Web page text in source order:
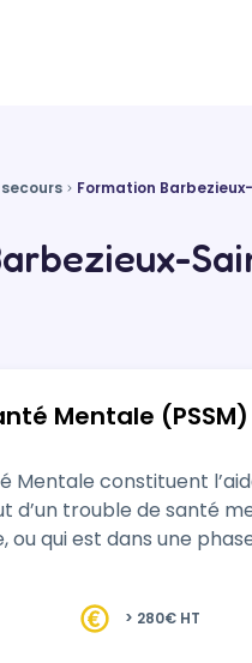
Formation
Mentale (PSSM)
Mentale constituent
d’un trouble de santé
qui est dans une
> 280€ HT